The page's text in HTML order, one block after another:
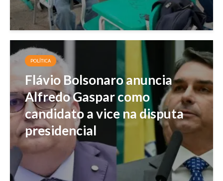
POLÍTICA
Flávio Bolsonaro anuncia
Alfredo Gaspar como
candidato a vice na disputa
presidencial